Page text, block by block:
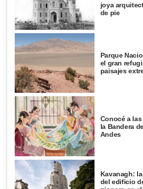
joya
de pie
Parque
el gran
paisajes
Conocé a
la Bandera
Andes
Kavanagh:
del edificio